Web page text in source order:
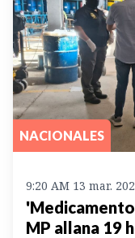
NACIONALES
9:20 AM 13 mar.
MP allana 19